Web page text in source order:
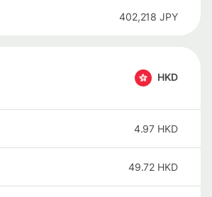
402,218 JPY
HKD
4.97 HKD
49.72 HKD